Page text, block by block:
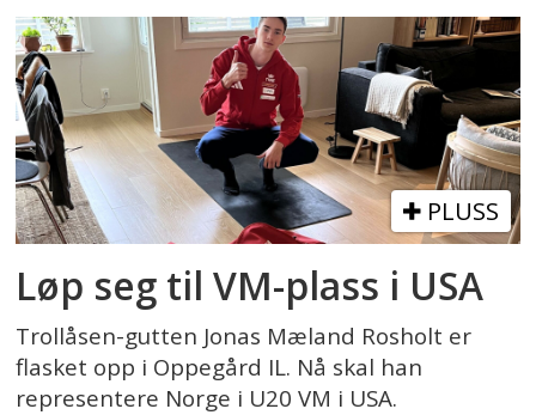
PLUSS
Løp seg til VM-plass i USA
Trollåsen-gutten Jonas Mæland Rosholt er
flasket opp i Oppegård IL. Nå skal han
representere Norge i U20 VM i USA.